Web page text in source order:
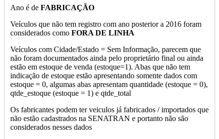
Ano é de FABRICAÇÃO
Veículos que não tem registro com ano posterior a 2016 foram
considerados como FORA DE LINHA
Veículos com Cidade/Estado = Sem Informação, parecem que
não foram documentados ainda pelo proprietário final ou ainda
estão em estoque de venda (estoque=1). Abas que não tem
indicação de estoque estão apresentando somente dados com
estoque = 0, algumas abas apresentam quantidade (estoque = 0),
qtde_estoque (estoque = 1) e qtde_total
Os fabricantes podem ter veiculos já fabricados / importados que
não estão cadastrados na SENATRAN e portanto não são
considerados nesses dados